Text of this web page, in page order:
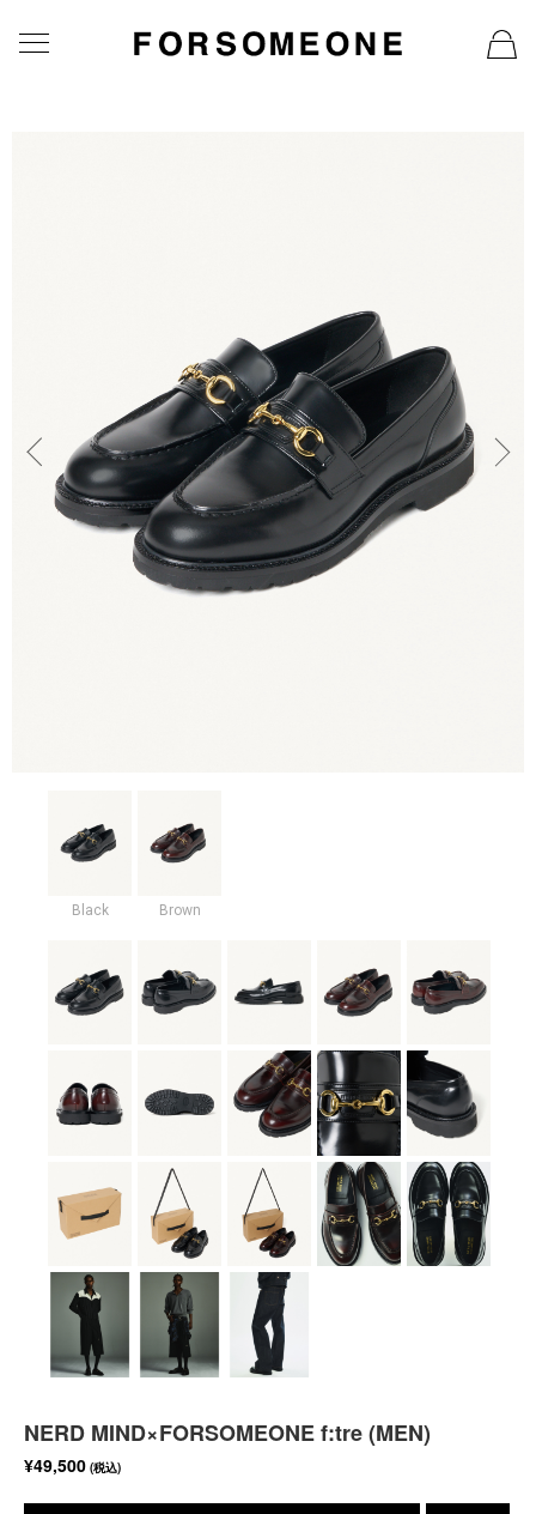
Black Brown
NERD MIND×FORSOMEONE f:tre (MEN)
¥49,500 (税込)